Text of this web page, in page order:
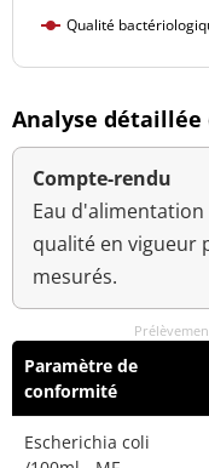
Qualité
Analyse détaillée
Compte-rendu
Eau
qualité en vigueur
mesurés.
Paramètre de
conformité
Escherichia coli